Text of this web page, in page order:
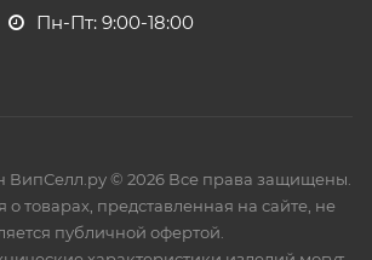
Пн-Пт: 9:00-18:00
ВипСелл.ру © 2026 Все права защищены.
товарах, представленная на сайте, не
публичной офертой.